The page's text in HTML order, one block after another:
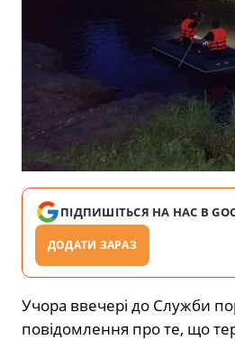
ПІДПИШІТЬСЯ НА НАС В
ДОДАТИ ЗАРАЗ
Учора ввечері до Служби
повідомлення про те, що